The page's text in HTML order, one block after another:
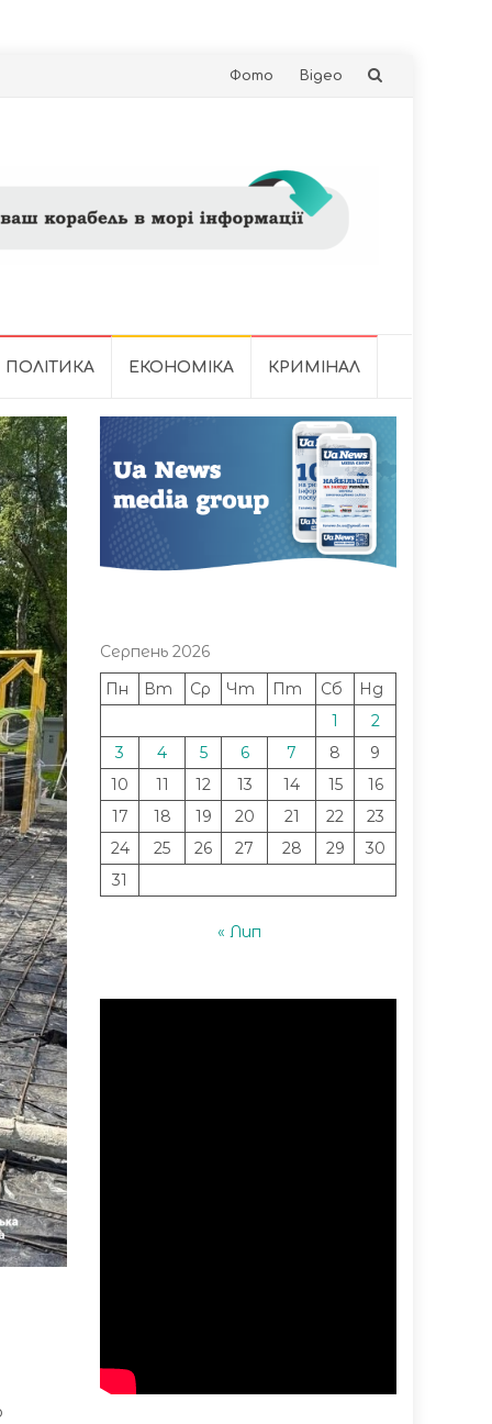
Skip
Фото Відео
ПОЛІТИКА ЕКОНОМІКА КРИМІНАЛ
Серпень 2026
Пн
Вт Ср Чт Пт Сб
Нд
1
2
3
4 5 6 7 8
9
10
11 12 13 14 15
16
17
18 19 20 21 22
23
24
25 26 27 28 29
30
31
« Лип